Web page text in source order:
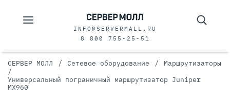
INFO@SERVERMALL.RU
8 800 755-25-51
СЕРВЕР МОЛЛ / Сетевое оборудование / Маршрутизаторы
/
Универсальный пограничный маршрутизатор Juniper
MX960